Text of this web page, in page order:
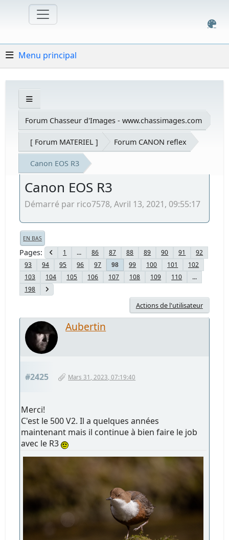
Menu principal
Forum Chasseur d'Images - www.chassimages.com
[ Forum MATERIEL ] Forum CANON reflex
Canon EOS R3
Canon EOS R3
Démarré par rico7578, Avril 13, 2021, 09:55:17
EN BAS
Pages 1 ... 86 87 88 89 90 91
92
93
94 95 96 97 98 99 100 101
102
103
104 105 106 107 108 109 110
...
198
Actions de l'utilisateur
Aubertin
#2425 Mars 31, 2023, 07:19:40
Merci!
C'est le 500 V2. Il a quelques années
maintenant mais il continue à bien faire le job
avec le R3